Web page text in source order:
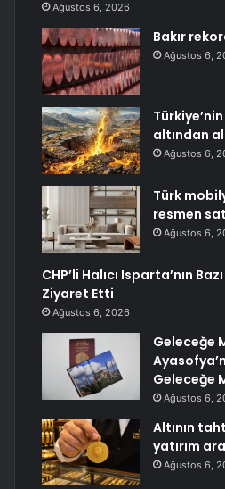
Ağustos 6, 2026
Bakır
Ağustos 6,
Türkiye’nin
altından
Ağustos 6,
Türk
resmen
Ağustos 6,
CHP’li Halıcı Isparta’nın
Ziyaret Etti
Ağustos 6, 2026
Geleceğe
Geleceğe
Ağustos 6,
Altının
yatırım
Ağustos 6,